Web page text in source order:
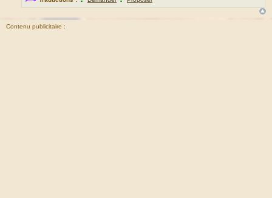
Contenu publicitaire :